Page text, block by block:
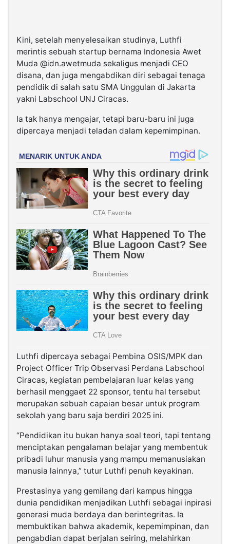
Kini, setelah menyelesaikan studinya, Luthfi
merintis sebuah startup bernama Indonesia Awet
Muda @idn.awetmuda sekaligus menjadi CEO
disana, dan juga mengabdikan diri sebagai tenaga
pendidik di salah satu SMA Unggulan di Jakarta
yakni Labschool UNJ Ciracas.
Ia tak hanya mengajar, tetapi baru-baru ini juga
dipercaya menjadi teladan dalam kepemimpinan.
Luthfi dipercaya sebagai Pembina OSIS/MPK dan
Project Officer Trip Observasi Perdana Labschool
Ciracas, kegiatan pembelajaran luar kelas yang
berhasil menggaet 22 sponsor, tentu hal tersebut
merupakan sebuah capaian besar untuk program
sekolah yang baru saja berdiri 2025 ini.
“Pendidikan itu bukan hanya soal teori, tapi tentang
menciptakan pengalaman belajar yang membentuk
pribadi luhur manusia yang mampu memanusiakan
manusia lainnya,” tutur Luthfi penuh keyakinan.
Prestasinya yang gemilang dari kampus hingga
dunia pendidikan menjadikan Luthfi sebagai inpirasi
generasi muda berdaya dan berintegritas. Ia
membuktikan bahwa akademik, kepemimpinan, dan
pengabdian dapat berjalan seiring, melahirkan